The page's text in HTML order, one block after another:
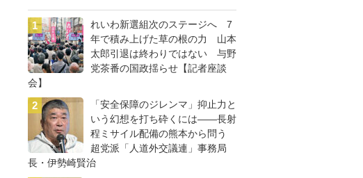
れいわ新選組次のステージへ 7
年で積み上げた草の根の力 山本
太郎引退は終わりではない 与野
党茶番の国政揺らせ【記者座談
会】
「安全保障のジレンマ」抑止力と
いう幻想を打ち砕くには――長射
程ミサイル配備の熊本から問う
超党派「人道外交議連」事務局
長・伊勢崎賢治